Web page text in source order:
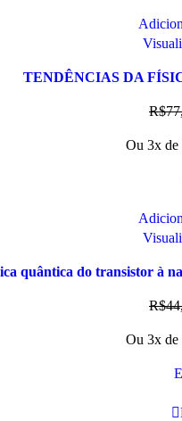
TENDÊNCIAS DA
R$
Ou 3x de
quântica do transistor à
R$
Ou 3x de